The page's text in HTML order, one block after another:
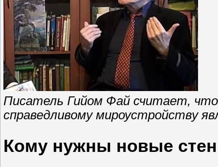
Писатель Гийом Фай считает,
справедливому мироустройству
Кому нужны новые